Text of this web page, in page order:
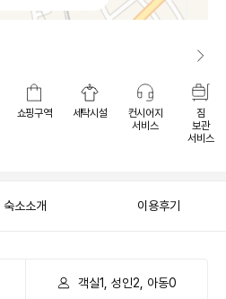
쇼핑구역 세탁시설
컨시어지
서비스
짐
보관
서비스
숙소소개 이용후기
객실1, 성인2, 아동0